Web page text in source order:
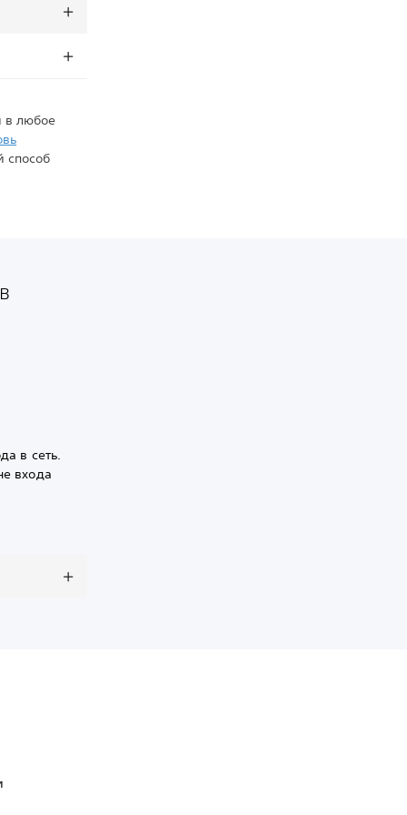
в любое
способ
в сеть.
входа